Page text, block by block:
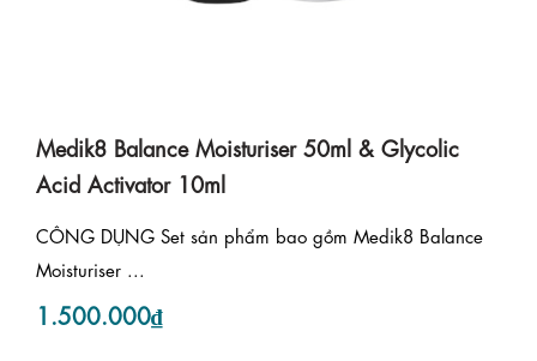
Medik8 Balance Moisturiser 50ml & Glycolic
Acid Activator 10ml
CÔNG DỤNG Set sản phẩm bao gồm Medik8 Balance
Moisturiser ...
1.500.000₫